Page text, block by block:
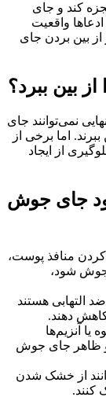
کند و جای
واقعیت
از بین بردن جای
بین ببرد؟
نمی‌توانند جای
اما برخی از
از ایجاد
جای جوش
منافذ پوست،
جوش شود،
التهابی هستند
دهند.
یا آنزیم‌ها
و ظاهر جای جوش
از خشک شدن
کنند.